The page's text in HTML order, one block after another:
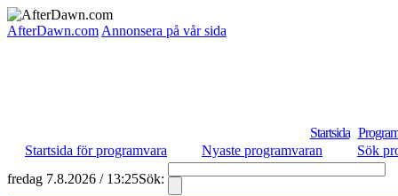
AfterDawn.com Annonsera på vår sida
Startsida
Startsida för programvara
Nyaste programvaran
Sök
fredag 7.8.2026 / 13:25Sök: